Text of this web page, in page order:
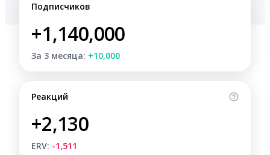
Подписчиков
+1,140,000
За 3 месяца: +10,000
Реакций
+2,130
ERV: -1,511